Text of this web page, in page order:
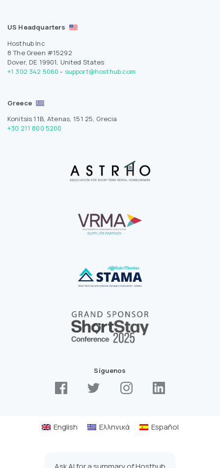
US Headquarters
Hosthub Inc
8 The Green #15292
Dover, DE 19901, United States
+1 302 342 5060 - support@hosthub.com
Greece
Konitsis 11B, Atenas, 151 25, Grecia
+30 211 800 5200
Síguenos
English Ελληνικά Español